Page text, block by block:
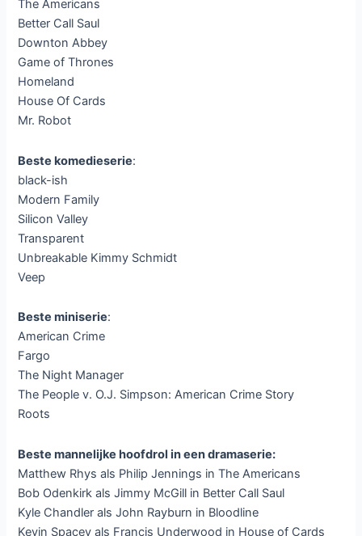
The Americans
Better Call Saul
Downton Abbey
Game of Thrones
Homeland
House Of Cards
Mr. Robot
Beste komedieserie:
black-ish
Modern Family
Silicon Valley
Transparent
Unbreakable Kimmy Schmidt
Veep
Beste miniserie:
American Crime
Fargo
The Night Manager
The People v. O.J. Simpson: American Crime Story
Roots
Beste mannelijke hoofdrol in een dramaserie:
Matthew Rhys als Philip Jennings in The Americans
Bob Odenkirk als Jimmy McGill in Better Call Saul
Kyle Chandler als John Rayburn in Bloodline
Kevin Spacey als Francis Underwood in House of Cards